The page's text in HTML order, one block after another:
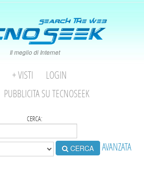
Il meglio di Internet
+ VISTI
LOGIN
PUBBLICITA SU TECNOSEEK
CERCA:
CERCA AVANZATA